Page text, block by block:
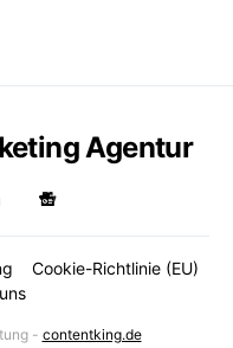
Agentur
Cookie-Richtlinie (EU)
- contentking.de